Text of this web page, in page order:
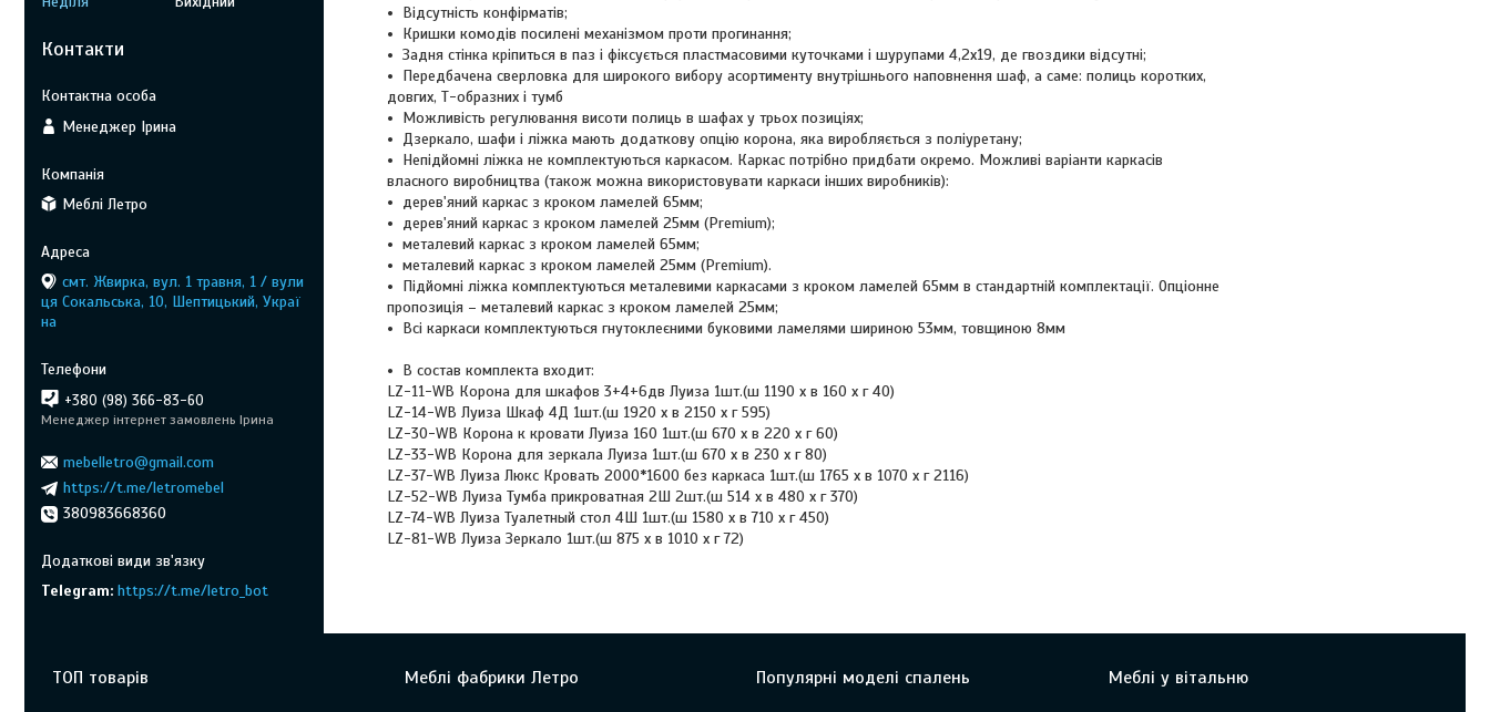
Відсутність конфірматів;
Кришки комодів посилені механізмом проти прогинання;
Задня стінка кріпиться в паз і фіксується пластмасовими куточками і шурупами 4,2х19, де гвоздики відсутні;
Передбачена сверловка для широкого вибору асортименту внутрішнього наповнення шаф, а саме: полиць коротких,
довгих, Т-образних і тумб
Можливість регулювання висоти полиць в шафах у трьох позиціях;
Дзеркало, шафи і ліжка мають додаткову опцію корона, яка виробляється з поліуретану;
Непідйомні ліжка не комплектуються каркасом. Каркас потрібно придбати окремо. Можливі варіанти каркасів
власного виробництва (також можна використовувати каркаси інших виробників):
дерев'яний каркас з кроком ламелей 65мм;
дерев'яний каркас з кроком ламелей 25мм (Premium);
металевий каркас з кроком ламелей 65мм;
металевий каркас з кроком ламелей 25мм (Premium).
Підйомні ліжка комплектуються металевими каркасами з кроком ламелей 65мм в стандартній комплектації. Опціонне
пропозиція – металевий каркас з кроком ламелей 25мм;
Всі каркаси комплектуються гнутоклеєними буковими ламелями шириною 53мм, товщиною 8мм
В состав комплекта входит:
LZ-11-WB Корона для шкафов 3+4+6дв Луиза 1шт.(ш 1190 х в 160 х г 40)
LZ-14-WB Луиза Шкаф 4Д 1шт.(ш 1920 х в 2150 х г 595)
LZ-30-WB Корона к кровати Луиза 160 1шт.(ш 670 х в 220 х г 60)
LZ-33-WB Корона для зеркала Луиза 1шт.(ш 670 х в 230 х г 80)
LZ-37-WB Луиза Люкс Кровать 2000*1600 без каркаса 1шт.(ш 1765 х в 1070 х г 2116)
LZ-52-WB Луиза Тумба прикроватная 2Ш 2шт.(ш 514 х в 480 х г 370)
LZ-74-WB Луиза Туалетный стол 4Ш 1шт.(ш 1580 х в 710 х г 450)
LZ-81-WB Луиза Зеркало 1шт.(ш 875 х в 1010 х г 72)
Контакти
Менеджер Ірина
Меблі Летро
смт. Жвирка, вул. 1 травня, 1 / вули
ця Сокальська, 10, Шептицький, Украї
на
+380 (98) 366-83-60
Менеджер інтернет замовлень Ірина
mebelletro@gmail.com
https://t.me/letromebel
380983668360
Telegram https://t.me/letro_bot
ТОП товарів Меблі фабрики Летро Популярні моделі спалень Меблі у вітальню